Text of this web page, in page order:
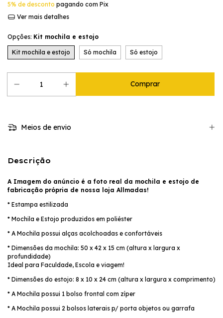
5% de desconto pagando com Pix
Ver mais detalhes
Opções: Kit mochila e estojo
Kit mochila e estojo Só mochila Só estojo
Meios de envio
Descrição
A Imagem do anúncio é a foto real da mochila e estojo de
fabricação própria de nossa loja Allmadas!
* Estampa estilizada
* Mochila e Estojo produzidos em poliéster
* A Mochila possui alças acolchoadas e confortáveis
* Dimensões da mochila: 50 x 42 x 15 cm (altura x largura x
profundidade)
Ideal para Faculdade, Escola e viagem!
* Dimensões do estojo: 8 x 10 x 24 cm (altura x largura x comprimento)
* A Mochila possui 1 bolso frontal com zíper
* A Mochila possui 2 bolsos laterais p/ porta objetos ou garrafa